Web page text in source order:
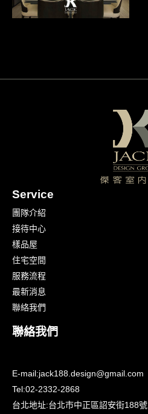
Service
團隊介紹
接待中心
樣品屋
住宅空間
服務流程
最新消息
聯絡我們
聯絡我們
E-mail:jack188.design@gmail.com
Tel:02-2332-2868
台北地址:台北市中正區詔安街188號